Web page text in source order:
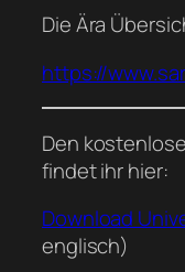
Die Ära
https://
Den
findet ihr hier:
Download
englisch)